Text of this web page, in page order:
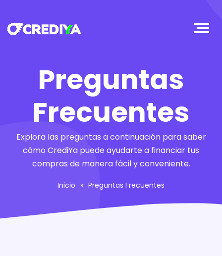
Preguntas
Frecuentes
Explora las preguntas a continuación para saber
cómo CrediYa puede ayudarte a financiar tus
compras de manera fácil y conveniente.
Inicio » Preguntas Frecuentes